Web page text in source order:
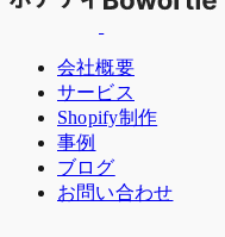
会社概要
サービス
Shopify制作
事例
ブログ
お問い合わせ